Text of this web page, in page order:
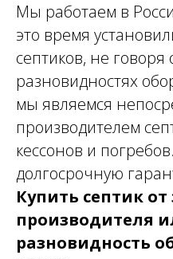
Мы работаем в
это время
септиков, не
разновидностях
мы являемся
производителем
кессонов и
долгосрочную
Купить септик от
производителя
разновидность